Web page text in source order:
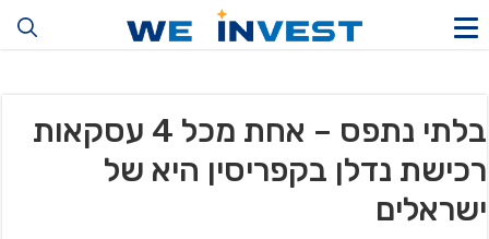
בלתי נתפס – אחת מכל 4 עסקאות
רכישת נדלן בקפריסין היא של
ישראלים